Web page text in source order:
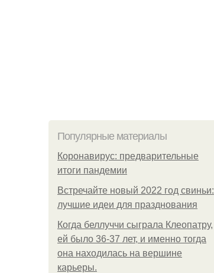
Популярные материалы
Коронавирус: предварительные
итоги пандемии
Встречайте новый 2022 год свиньи:
лучшие идеи для празднования
Когда беллуччи сыграла Клеопатру,
ей было 36-37 лет, и именно тогда
она находилась на вершине
карьеры.